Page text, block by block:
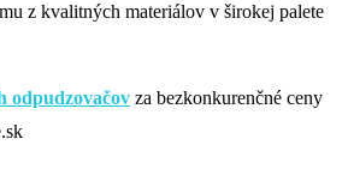
z kvalitných materiálov v širokej palete
odpudzovačov za bezkonkurenčné ceny